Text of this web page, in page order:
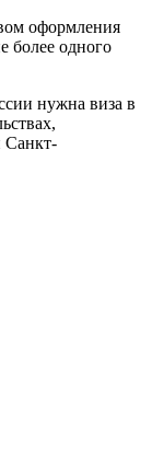
оформления
более одного
нужна виза в
Санкт-